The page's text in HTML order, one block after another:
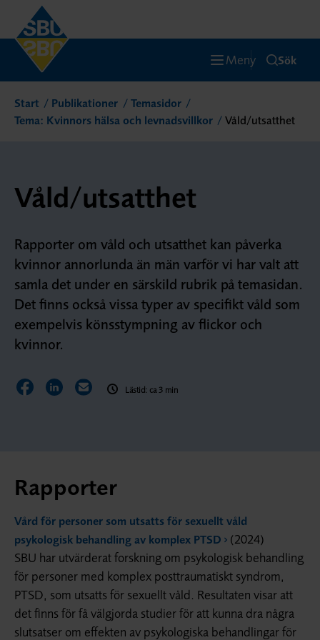
Meny Sök
Start Publikationer
Temasidor
Tema: Kvinnors hälsa och levnadsvillkor
Våld/utsatthet
Våld/utsatthet
Rapporter om våld och utsatthet kan påverka
kvinnor annorlunda än män varför vi har valt att
samla det under en särskild rubrik på temasidan.
Det finns också vissa typer av specifikt våld som
exempelvis könsstympning av flickor och
kvinnor.
Dela sidan på Facebook
Dela sidan på LinkedIn
Dela sidan via E-post
Lästid: ca 3 min
Rapporter
Vård för personer som utsatts för sexuellt våld
psykologisk behandling av komplex PTSD
(2024)
SBU har utvärderat forskning om psykologisk behandling
för personer med komplex posttraumatiskt syndrom,
PTSD, som utsatts för sexuellt våld. Resultaten visar att
det finns för få välgjorda studier för att kunna dra några
slutsatser om effekten av psykologiska behandlingar för